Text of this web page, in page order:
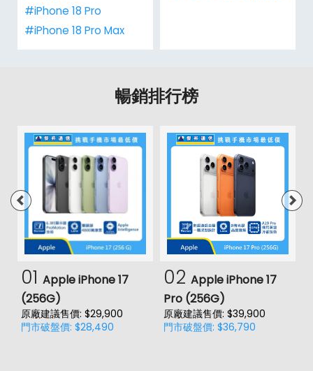
#iPhone 18 Pro
#iPhone 18 Pro Max
暢銷排行榜
01 Apple iPhone 17
(256G)
原廠建議售價: $29,900
門市破盤價: $28,490
02 Apple iPhone 17
Pro (256G)
原廠建議售價: $39,900
門市破盤價: $36,790